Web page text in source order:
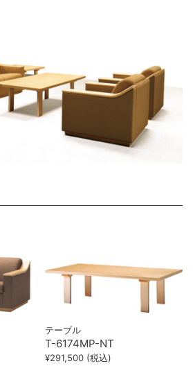
テーブル
T-6174MP-NT
¥291,500 (税込)